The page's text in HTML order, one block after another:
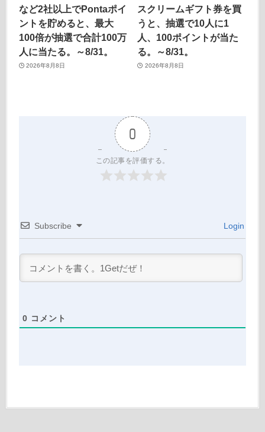
など2社以上でPontaポイ
ントを貯めると、最大
100倍が抽選で合計100万
人に当たる。～8/31。
2026年8月8日
スクリームギフト券を買
うと、抽選で10人に1
人、100ポイントが当た
る。～8/31。
2026年8月8日
0
この記事を評価する。
Subscribe Login
0 コメント